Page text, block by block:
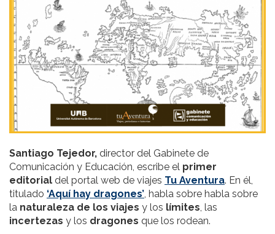
Santiago Tejedor, director del Gabinete de
Comunicación y Educación, escribe el primer
editorial del portal web de viajes Tu Aventura. En él,
titulado ‘Aquí hay dragones’ , habla sobre habla sobre
la naturaleza de los viajes y los límites , las
incertezas y los dragones que los rodean.